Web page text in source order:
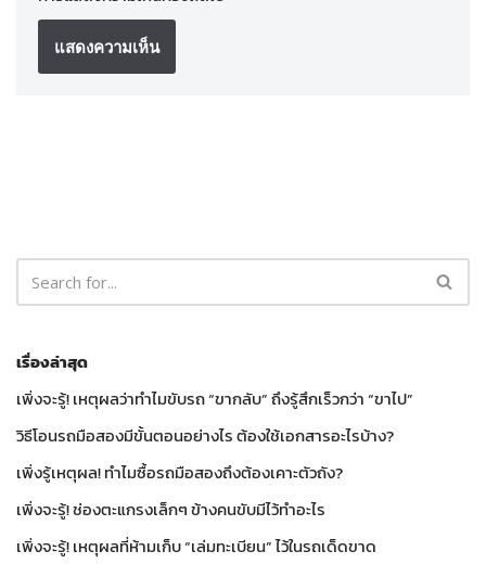
เรื่องล่าสุด
เพิ่งจะรู้! เหตุผลว่าทำไมขับรถ “ขากลับ” ถึงรู้สึกเร็วกว่า “ขาไป”
วิธีโอนรถมือสองมีขั้นตอนอย่างไร ต้องใช้เอกสารอะไรบ้าง?
เพิ่งรู้เหตุผล! ทำไมซื้อรถมือสองถึงต้องเคาะตัวถัง?
เพิ่งจะรู้! ช่องตะแกรงเล็กๆ ข้างคนขับมีไว้ทำอะไร
เพิ่งจะรู้! เหตุผลที่ห้ามเก็บ “เล่มทะเบียน” ไว้ในรถเด็ดขาด